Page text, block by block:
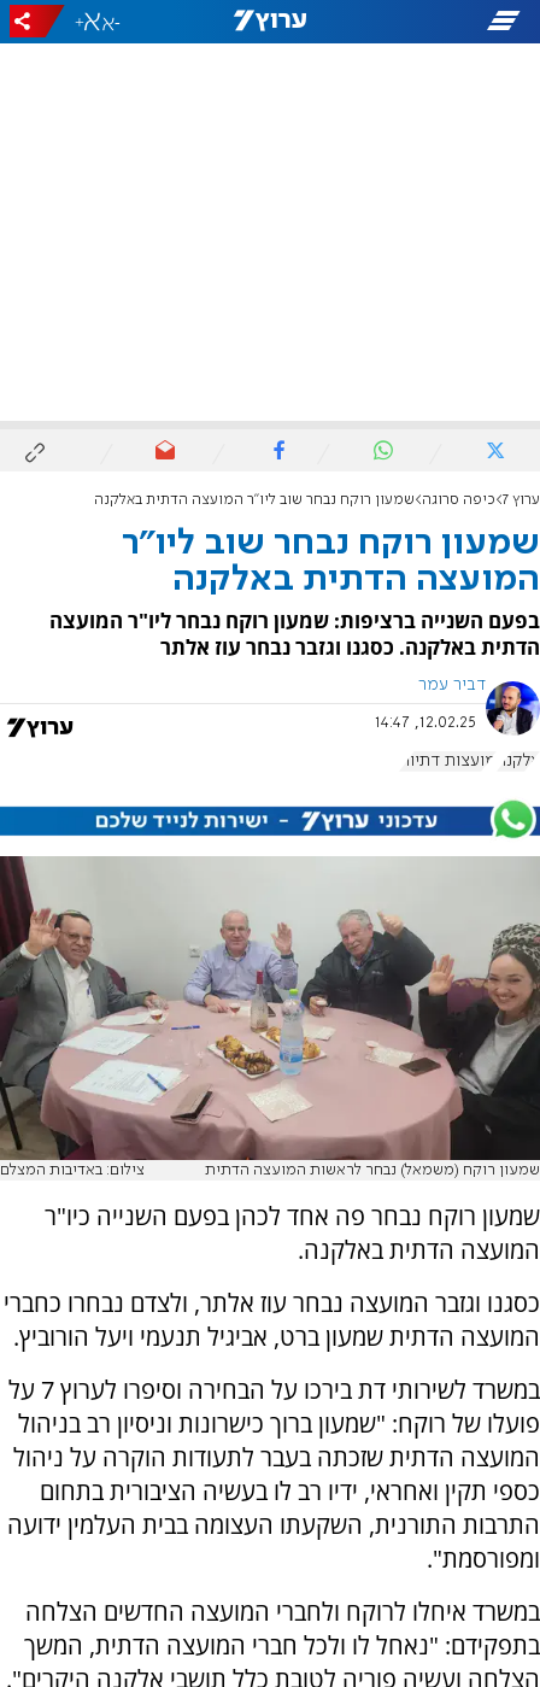
-
+
ערוץ 7 כיפה סרוגה שמעון רוקח נבחר שוב ליו"ר המועצה הדתית באלקנה
שמעון רוקח נבחר שוב ליו"ר
המועצה הדתית באלקנה
בפעם השנייה ברציפות: שמעון רוקח נבחר ליו"ר המועצה
הדתית באלקנה. כסגנו וגזבר נבחר עוז אלתר
דביר עמר
12.02.25, 14:47
אלקנה מועצות דתיות
שמעון רוקח (משמאל) נבחר לראשות המועצה הדתית צילום: באדיבות המצלם
שמעון רוקח נבחר פה אחד לכהן בפעם השנייה כיו"ר
המועצה הדתית באלקנה.
כסגנו וגזבר המועצה נבחר עוז אלתר, ולצדם נבחרו כחברי
המועצה הדתית שמעון ברט, אביגיל תנעמי ויעל הורוביץ.
במשרד לשירותי דת בירכו על הבחירה וסיפרו לערוץ 7 על
פועלו של רוקח: "שמעון ברוך כישרונות וניסיון רב בניהול
המועצה הדתית שזכתה בעבר לתעודות הוקרה על ניהול
כספי תקין ואחראי, ידיו רב לו בעשיה הציבורית בתחום
התרבות התורנית, השקעתו העצומה בבית העלמין ידועה
ומפורסמת".
במשרד איחלו לרוקח ולחברי המועצה החדשים הצלחה
בתפקידם: "נאחל לו ולכל חברי המועצה הדתית, המשך
הצלחה ועשיה פוריה לטובת כלל תושבי אלקנה היקרים".